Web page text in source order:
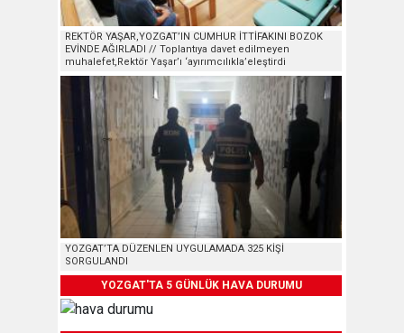
REKTÖR YAŞAR,YOZGAT’IN CUMHUR İTTİFAKINI BOZOK
EVİNDE AĞIRLADI // Toplantıya davet edilmeyen
muhalefet,Rektör Yaşar’ı ‘ayırımcılıkla’eleştirdi
YOZGAT’TA DÜZENLEN UYGULAMADA 325 KİŞİ
SORGULANDI
YOZGAT'TA 5 GÜNLÜK HAVA DURUMU